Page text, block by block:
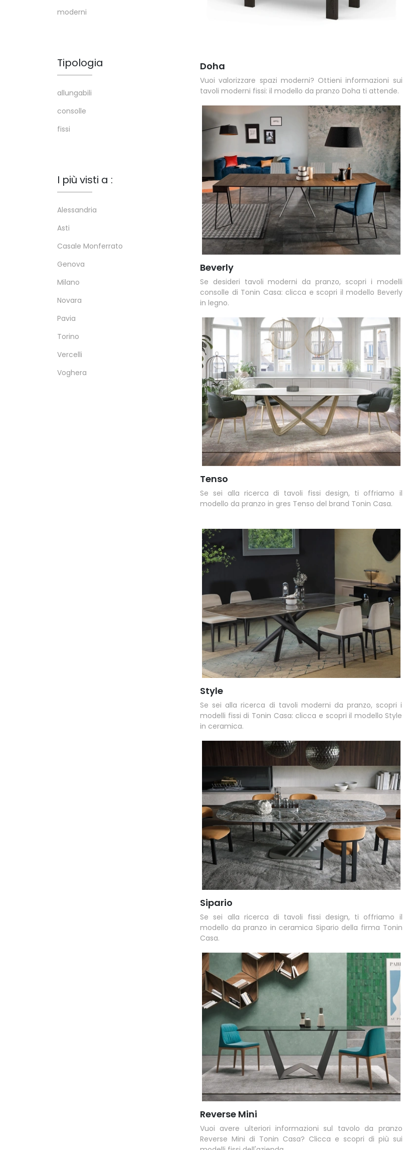
Doha
Vuoi valorizzare spazi moderni? Ottieni informazioni sui
tavoli moderni fissi: il modello da pranzo Doha ti attende.
Beverly
Se desideri tavoli moderni da pranzo, scopri i modelli
consolle di Tonin Casa: clicca e scopri il modello Beverly
in legno.
Tenso
Se sei alla ricerca di tavoli fissi design, ti offriamo il
modello da pranzo in gres Tenso del brand Tonin Casa.
Style
Se sei alla ricerca di tavoli moderni da pranzo, scopri i
modelli fissi di Tonin Casa: clicca e scopri il modello Style
in ceramica.
Sipario
Se sei alla ricerca di tavoli fissi design, ti offriamo il
modello da pranzo in ceramica Sipario della firma Tonin
Casa.
Reverse Mini
Vuoi avere ulteriori informazioni sul tavolo da pranzo
Reverse Mini di Tonin Casa? Clicca e scopri di più sui
moderni
Tipologia
allungabili
consolle
fissi
I più visti a :
Alessandria
Asti
Casale Monferrato
Genova
Milano
Novara
Pavia
Torino
Vercelli
Voghera